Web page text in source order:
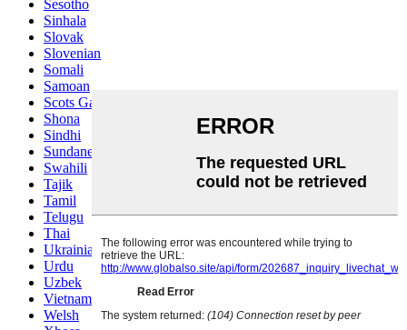
Sesotho
Sinhala
Slovak
Slovenian
Somali
Samoan
Scots Gaelic
Shona
Sindhi
Sundanese
Swahili
Tajik
Tamil
Telugu
Thai
Ukrainian
Urdu
Uzbek
Vietnamese
Welsh